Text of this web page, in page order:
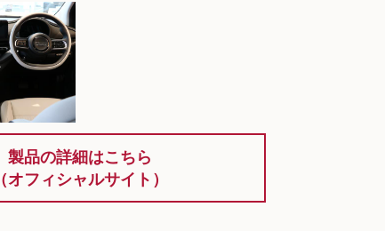
製品の詳細はこちら
（オフィシャルサイト）